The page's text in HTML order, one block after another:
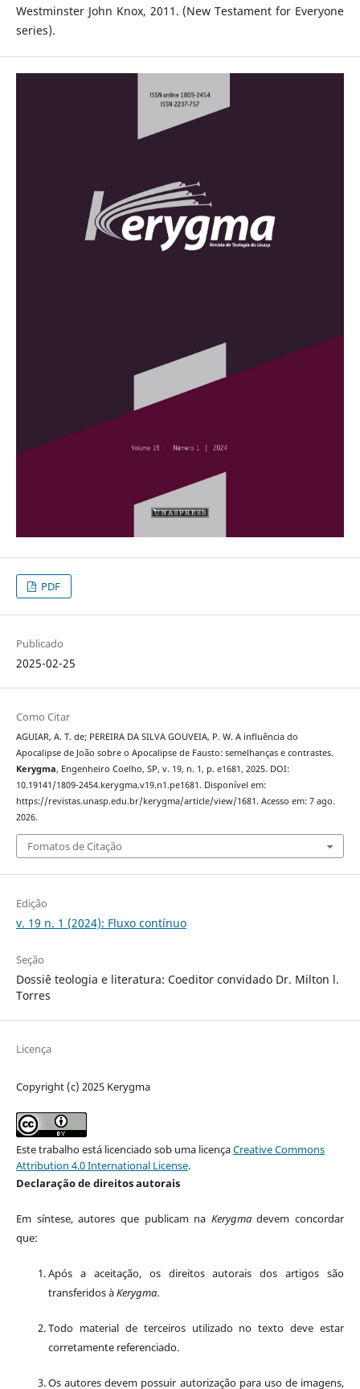
Westminster John Knox, 2011. (New Testament for Everyone
series).
PDF
Publicado
2025-02-25
Como Citar
AGUIAR, A. T. de; PEREIRA DA SILVA GOUVEIA, P. W. A influência do
Apocalipse de João sobre o Apocalipse de Fausto: semelhanças e contrastes.
Kerygma, Engenheiro Coelho, SP, v. 19, n. 1, p. e1681, 2025. DOI:
10.19141/1809-2454.kerygma.v19.n1.pe1681. Disponível em:
https://revistas.unasp.edu.br/kerygma/article/view/1681. Acesso em: 7 ago.
2026.
Fomatos de Citação
Edição
v. 19 n. 1 (2024): Fluxo contínuo
Seção
Dossiê teologia e literatura: Coeditor convidado Dr. Milton l.
Torres
Licença
Copyright (c) 2025 Kerygma
Este trabalho está licenciado sob uma licençaCreative Commons
Attribution 4.0 International License.
Declaração de direitos autorais
Em síntese, autores que publicam na Kerygmadevem concordar
que:
Após a aceitação, os direitos autorais dos artigos são
transferidos àKerygma.
Todo material de terceiros utilizado no texto deve estar
corretamente referenciado.
Os autores devem possuir autorização para uso de imagens,